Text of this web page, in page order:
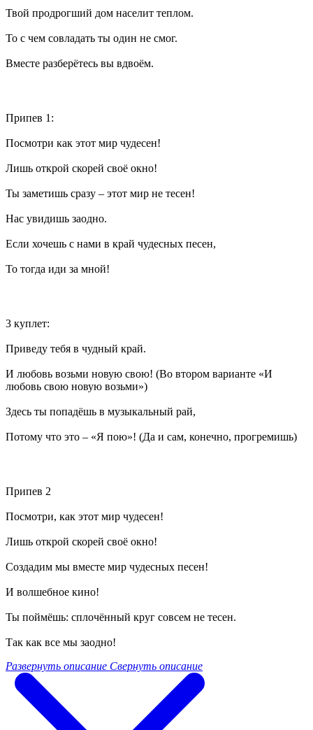
Твой продрогший дом населит теплом.
То с чем совладать ты один не смог.
Вместе разберётесь вы вдвоём.
Припев 1:
Посмотри как этот мир чудесен!
Лишь открой скорей своё окно!
Ты заметишь сразу – этот мир не тесен!
Нас увидишь заодно.
Если хочешь с нами в край чудесных песен,
То тогда иди за мной!
3 куплет:
Приведу тебя в чудный край.
И любовь возьми новую свою! (Во втором варианте «И
любовь свою новую возьми»)
Здесь ты попадёшь в музыкальный рай,
Потому что это – «Я пою»! (Да и сам, конечно, прогремишь)
Припев 2
Посмотри, как этот мир чудесен!
Лишь открой скорей своё окно!
Создадим мы вместе мир чудесных песен!
И волшебное кино!
Ты поймёшь: сплочённый круг совсем не тесен.
Так как все мы заодно!
Развернуть описание Свернуть описание